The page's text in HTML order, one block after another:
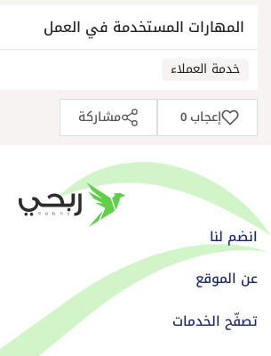
المهارات المستخدمة في العمل
خدمة العملاء
إعجاب 0 مشاركة
انضم لنا
عن الموقع
تصفّح الخدمات